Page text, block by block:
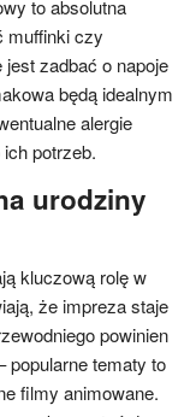
to absolutna
muffinki czy
zadbać o napoje
będą idealnym
alergie
potrzeb.
urodziny
kluczową rolę w
że impreza staje
powinien
popularne tematy to
filmy animowane.